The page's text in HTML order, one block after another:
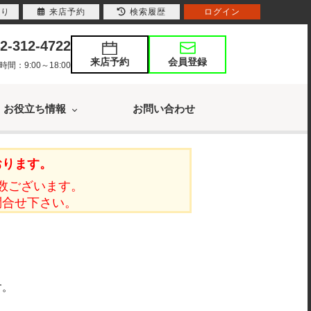
312-4722
間：9:00～18:00 来店予約 会員登録
お役立ち情報 お問い合わせ
ます。
ざいます。
せ下さい。
来店予約 検索履歴 ログイン